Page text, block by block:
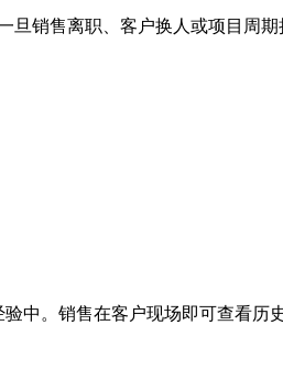
旦销售离职、客户换人或项目周期
中。销售在客户现场即可查看历